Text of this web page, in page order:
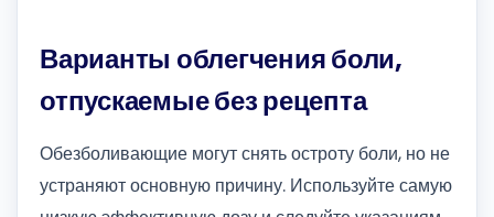
Варианты облегчения боли,
отпускаемые без рецепта
Обезболивающие могут снять остроту боли, но не
устраняют основную причину. Используйте самую